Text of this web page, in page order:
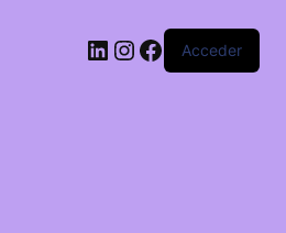
LinkedIn
Instagram
Facebook
Acceder